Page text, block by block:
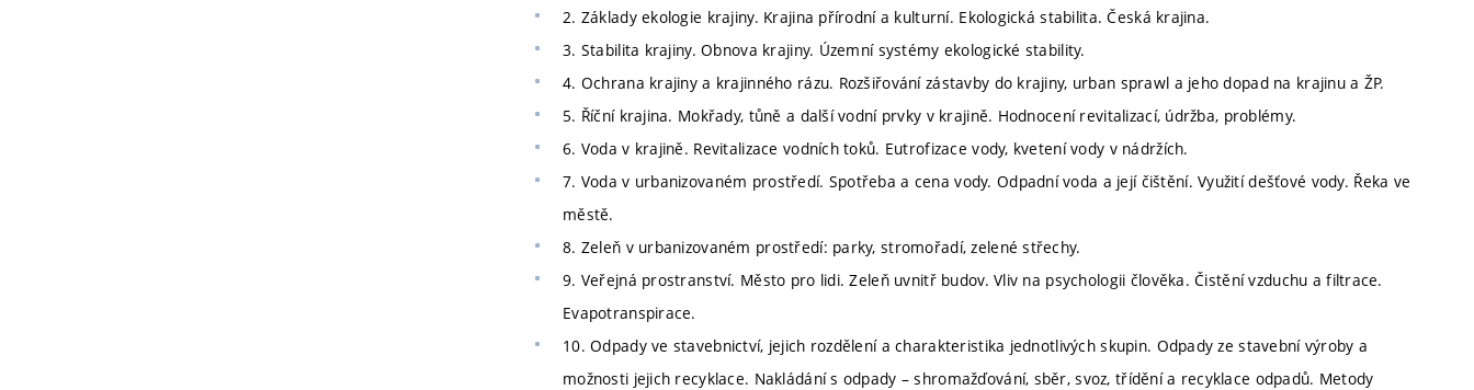
2. Základy ekologie krajiny. Krajina přírodní a kulturní. Ekologická stabilita. Česká krajina.
3. Stabilita krajiny. Obnova krajiny. Územní systémy ekologické stability.
4. Ochrana krajiny a krajinného rázu. Rozšiřování zástavby do krajiny, urban sprawl a jeho dopad na krajinu a ŽP.
5. Říční krajina. Mokřady, tůně a další vodní prvky v krajině. Hodnocení revitalizací, údržba, problémy.
6. Voda v krajině. Revitalizace vodních toků. Eutrofizace vody, kvetení vody v nádržích.
7. Voda v urbanizovaném prostředí. Spotřeba a cena vody. Odpadní voda a její čištění. Využití dešťové vody. Řeka ve
městě.
8. Zeleň v urbanizovaném prostředí: parky, stromořadí, zelené střechy.
9. Veřejná prostranství. Město pro lidi. Zeleň uvnitř budov. Vliv na psychologii člověka. Čistění vzduchu a filtrace.
Evapotranspirace.
10. Odpady ve stavebnictví, jejich rozdělení a charakteristika jednotlivých skupin. Odpady ze stavební výroby a
možnosti jejich recyklace. Nakládání s odpady – shromažďování, sběr, svoz, třídění a recyklace odpadů. Metody